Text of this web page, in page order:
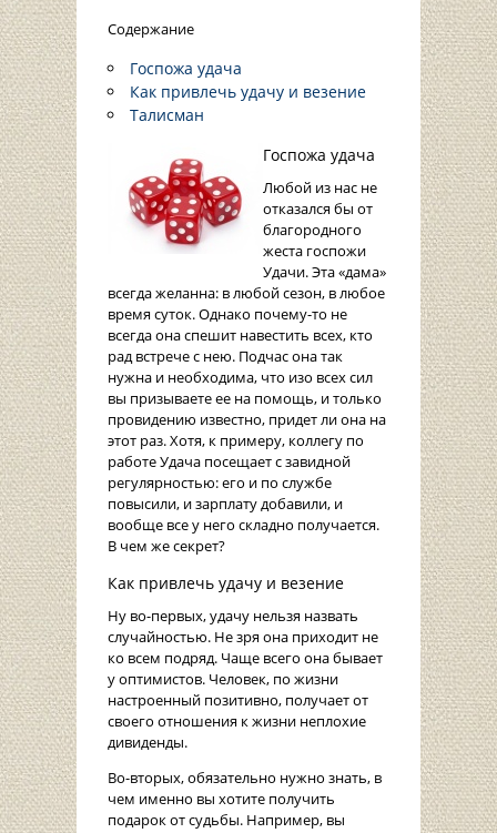
Содержание
Госпожа удача
Как привлечь удачу и везение
Талисман
Госпожа удача
Любой из нас не
отказался бы от
благородного
жеста госпожи
Удачи. Эта «дама»
всегда желанна: в любой сезон, в любое
время суток. Однако почему-то не
всегда она спешит навестить всех, кто
рад встрече с нею. Подчас она так
нужна и необходима, что изо всех сил
вы призываете ее на помощь, и только
провидению известно, придет ли она на
этот раз. Хотя, к примеру, коллегу по
работе Удача посещает с завидной
регулярностью: его и по службе
повысили, и зарплату добавили, и
вообще все у него складно получается.
В чем же секрет?
Как привлечь удачу и везение
Ну во-первых, удачу нельзя назвать
случайностью. Не зря она приходит не
ко всем подряд. Чаще всего она бывает
у оптимистов. Человек, по жизни
настроенный позитивно, получает от
своего отношения к жизни неплохие
дивиденды.
Во-вторых, обязательно нужно знать, в
чем именно вы хотите получить
подарок от судьбы. Например, вы